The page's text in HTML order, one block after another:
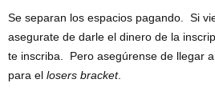
Se separan los espacios pagando. Si
asegurate de darle el dinero de la
te inscriba. Pero asegúrense de llegar
para el losers bracket.